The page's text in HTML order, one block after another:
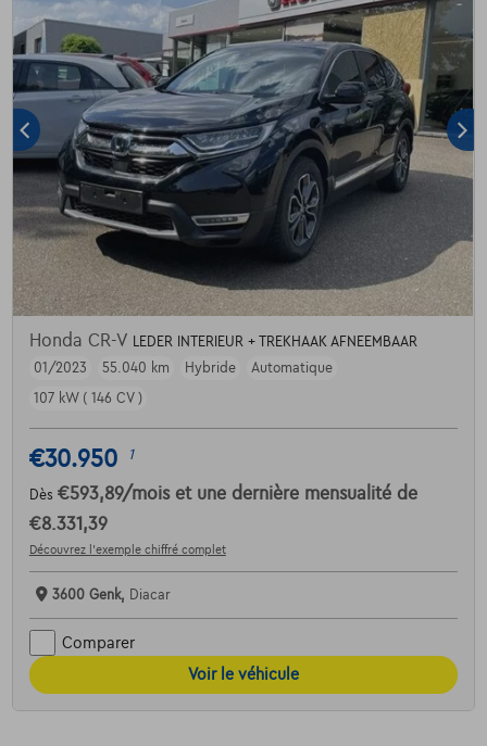
Honda CR-V LEDER INTERIEUR + TREKHAAK AFNEEMBAAR
01/2023
55.040 km Hybride
Automatique
107 kW ( 146 CV )
€30.950 1
Dès €593,89/mois et une dernière mensualité de
€8.331,39
Découvrez l’exemple chiffré complet
3600 Genk, Diacar
Comparer
Voir le véhicule